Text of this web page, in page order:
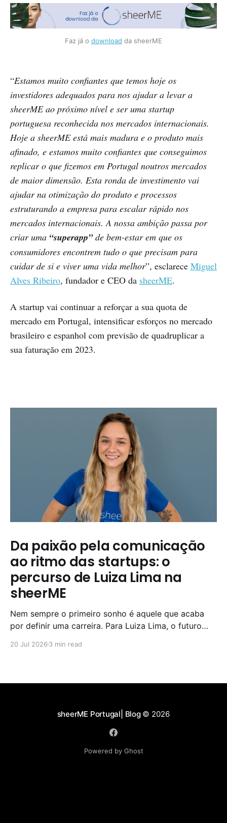
Faz já o download da sheerME
“Estamos muito confiantes que temos hoje os
investidores adequados para nos ajudar a levar a
sheerME ao próximo nível e ser uma startup
portuguesa reconhecida nos mercados internacionais.
Hoje a sheerME está mais madura e o produto mais
afinado, e estamos muito confiantes que conseguimos
replicar o que fizemos em Portugal noutros mercados
de maior dimensão. Esta ronda de investimento vai
ajudar na otimização do produto e processos
estruturando a empresa para escalar rápido nos
mercados internacionais. A nossa ambição passa por
criar uma “superapp”de bem-estar em que os
consumidores encontrem tudo o que precisam para
cuidar de si e viver uma vida melhor”, esclarece Miguel
Alves Ribeiro, fundador e CEO da sheerME.
A startup vai continuar a reforçar a sua quota de
mercado em Portugal, intensificar esforços no mercado
brasileiro e espanhol com previsão de quadruplicar a
sua faturação em 2023.
Da paixão pela comunicação
ao ritmo das startups: o
percurso de Luiza Lima na
sheerME
Nem sempre o primeiro sonho é aquele que acaba
por definir uma carreira. Para Luiza Lima, o futuro
adolescência, dedicou-se ao teatro e acreditava que
20 Jul 2026 3 min read
sheerME Portugal| Blog © 2026
Powered by Ghost